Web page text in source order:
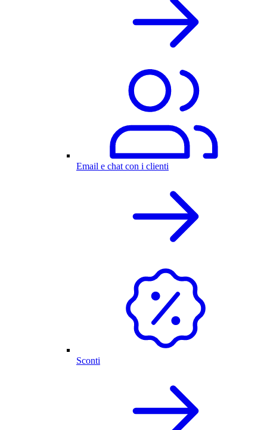
Email e chat con i clienti
Sconti